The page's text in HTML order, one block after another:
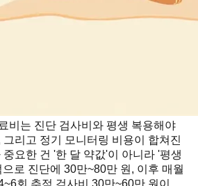
비는 진단 검사비와 평생 복용해야
리고 정기 모니터링 비용이 합쳐진
요한 건 '한 달 약값'이 아니라 '평생
로 진단에 30만~80만 원, 이후 매월
회 추적 검사비 30만~60만 원이